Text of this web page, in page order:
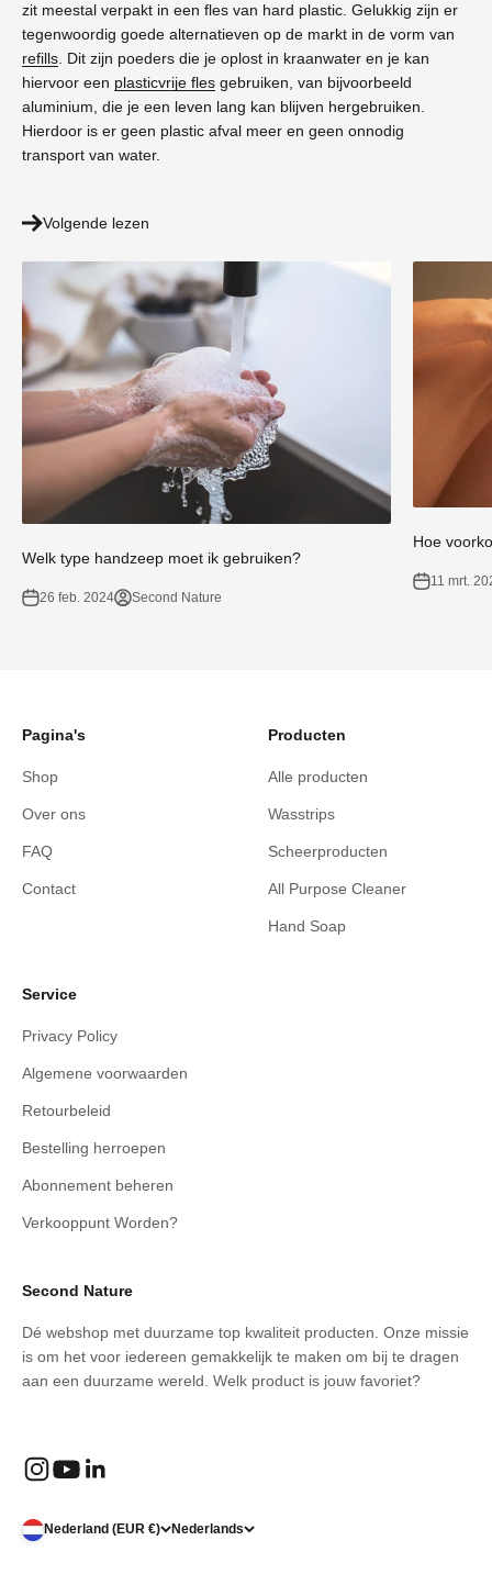
zit meestal verpakt in een fles van hard plastic. Gelukkig zijn er
tegenwoordig goede alternatieven op de markt in de vorm van
refills . Dit zijn poeders die je oplost in kraanwater en je kan
hiervoor een plasticvrije fles gebruiken, van bijvoorbeeld
aluminium, die je een leven lang kan blijven hergebruiken.
Hierdoor is er geen plastic afval meer en geen onnodig
transport van water.
Volgende lezen
Welk type handzeep moet ik gebruiken?
26 feb. 2024 Second Nature
Hoe
11 mrt.
Pagina's
Shop
Over ons
FAQ
Contact
Producten
Alle producten
Wasstrips
Scheerproducten
All Purpose Cleaner
Hand Soap
Service
Privacy Policy
Algemene voorwaarden
Retourbeleid
Bestelling herroepen
Abonnement beheren
Verkooppunt Worden?
Second Nature
Dé webshop met duurzame top kwaliteit producten. Onze missie
is om het voor iedereen gemakkelijk te maken om bij te dragen
aan een duurzame wereld. Welk product is jouw favoriet?
Nederland (EUR €) Nederlands